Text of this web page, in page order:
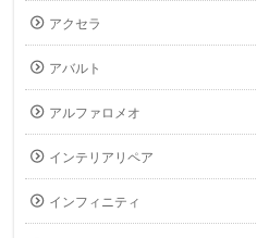
アクセラ
アバルト
アルファロメオ
インテリアリペア
インフィニティ